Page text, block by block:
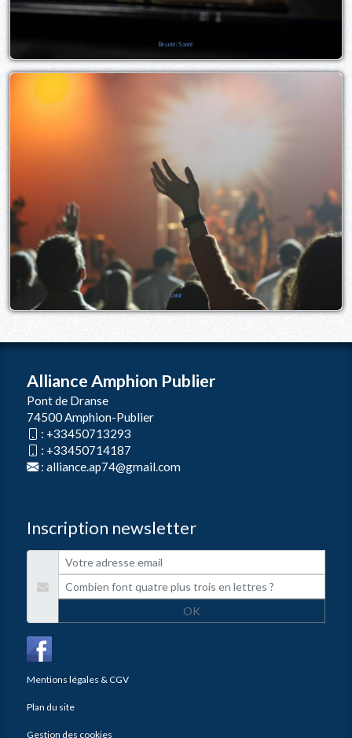
Beauté/Santé
Loisir
Alliance Amphion Publier
Pont de Dranse
74500 Amphion-Publier
: +33450713293
: +33450714187
: alliance.ap74@gmail.com
Inscription newsletter
OK
Mentions légales & CGV
Plan du site
Gestion des cookies